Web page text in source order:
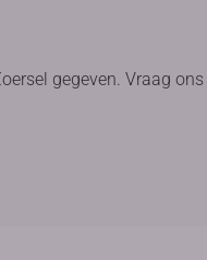
gegeven. Vraag